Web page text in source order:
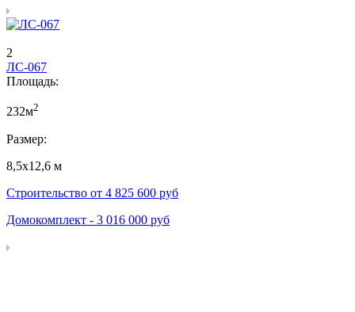
2
ЛС-067
Площадь:
232м2
Размер:
8,5х12,6 м
Строительство от 4 825 600 руб
Домокомплект - 3 016 000 руб